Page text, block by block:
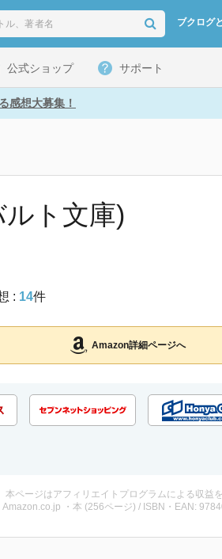
ブクログ
公式ショップ サポート
感想大募集！
ト文庫)
: 14件
Amazon詳細ページへ
本ページはアフィリエイトプログラムによる収益
Amazon.co.jp ・本 (256ページ) / ISBN・EAN: